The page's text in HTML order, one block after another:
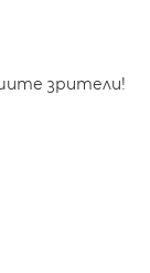
зрители!